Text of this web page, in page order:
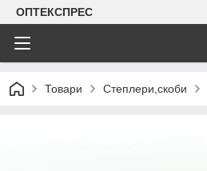
ОПТЕКСПРЕС
Товари Степлери,скоби